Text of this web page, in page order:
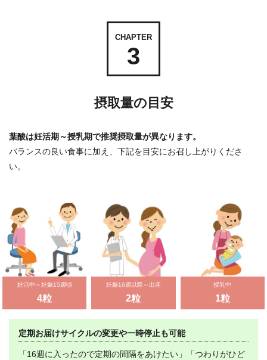
CHAPTER
3
摂取量の目安
葉酸は妊活期～授乳期で推奨摂取量が異なります。
バランスの良い食事に加え、下記を目安にお召し上がりくださ
い。
妊活中～妊娠15週頃
4粒
妊娠16週以降～出産
2粒
授乳中
1粒
定期お届けサイクルの変更や一時停止も可能
「16週に入ったので定期の間隔をあけたい」「つわりがひど